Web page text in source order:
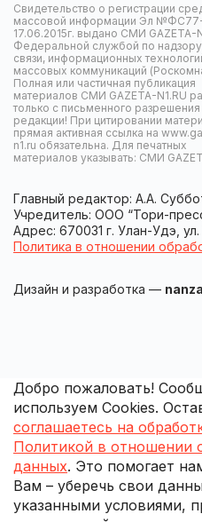
Свидетельство о регистрации
массовой информации Эл №ФС77-
17.06.2015г. выдано СМИ GAZETA-
Федеральной службой по
связи, информационных
массовых коммуникаций
Полная или частичная публикация
материалов СМИ GAZETA-N1.RU
только с письменного разрешения
редакции! При цитировании
прямая активная ссылка на
n1.ru обязательна. Для печатных
материалов указывать: СМИ
Главный редактор: А.А.
Учредитель: ООО “Тори-
Адрес: 670031 г. Улан-Удэ,
Политика в отношении
Дизайн и разработка —
Добро пожаловать!
используем Cookies.
соглашаетесь на
Политикой в отношении
данных. Это помогает
Вам – уберечь свои
указанными условиями,